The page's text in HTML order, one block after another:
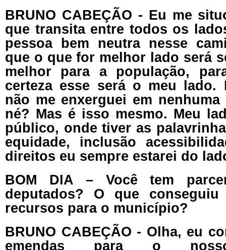
BRUNO CABEÇÃO - Eu me
que transita entre todos os
pessoa bem neutra nesse
que o que for melhor lado será
melhor para a população,
certeza esse será o meu lado.
não me enxerguei em nenhuma
né? Mas é isso mesmo. Meu
público, onde tiver as
equidade, inclusão
direitos eu sempre estarei do
BOM DIA – Você tem
deputados? O que
recursos para o município?
BRUNO CABEÇÃO - Olha, eu
emendas para o